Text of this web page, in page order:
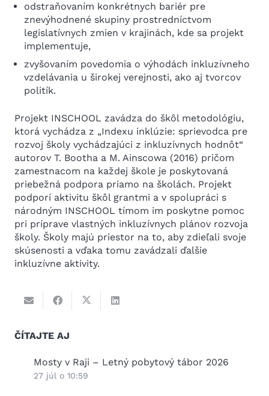
odstraňovaním konkrétnych bariér pre
znevýhodnené skupiny prostredníctvom
legislatívnych zmien v krajinách, kde sa projekt
implementuje,
zvyšovaním povedomia o výhodách inkluzívneho
vzdelávania u širokej verejnosti, ako aj tvorcov
politík.
Projekt INSCHOOL zavádza do škôl metodológiu,
ktorá vychádza z „Indexu inklúzie: sprievodca pre
rozvoj školy vychádzajúci z inkluzívnych hodnôt“
autorov T. Bootha a M. Ainscowa (2016) pričom
zamestnacom na každej škole je poskytovaná
priebežná podpora priamo na školách. Projekt
podporí aktivitu škôl grantmi a v spolupráci s
národným INSCHOOL tímom im poskytne pomoc
pri príprave vlastných inkluzívnych plánov rozvoja
školy. Školy majú priestor na to, aby zdieľali svoje
skúsenosti a vďaka tomu zavádzali ďalšie
inkluzívne aktivity.
ČÍTAJTE AJ
Mosty v Raji – Letný pobytový tábor 2026
27 júl o 10:59